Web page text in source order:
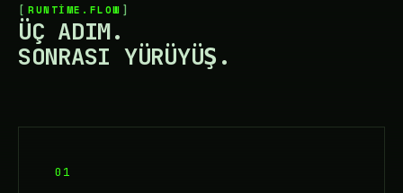
RUNTIME.FLOW
ÜÇ ADIM.
SONRASI YÜRÜYÜŞ.
01